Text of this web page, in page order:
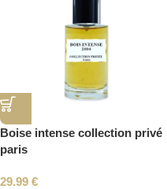
Boise intense collection privé
paris
29.99 €